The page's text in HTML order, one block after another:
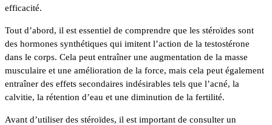
efficacité.
Tout d’abord, il est essentiel de comprendre que les stéroïdes sont
des hormones synthétiques qui imitent l’action de la testostérone
dans le corps. Cela peut entraîner une augmentation de la masse
musculaire et une amélioration de la force, mais cela peut également
entraîner des effets secondaires indésirables tels que l’acné, la
calvitie, la rétention d’eau et une diminution de la fertilité.
Avant d’utiliser des stéroïdes, il est important de consulter un